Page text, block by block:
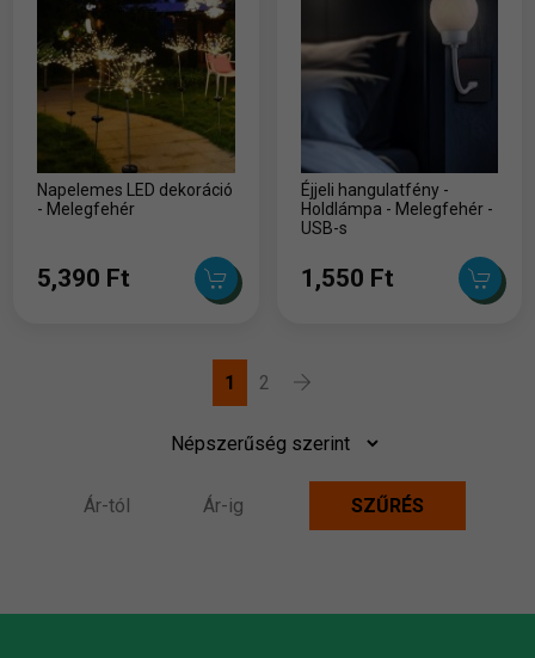
Napelemes LED dekoráció
- Melegfehér
5,390 Ft
Éjjeli hangulatfény -
Holdlámpa - Melegfehér -
USB-s
1,550 Ft
1 2